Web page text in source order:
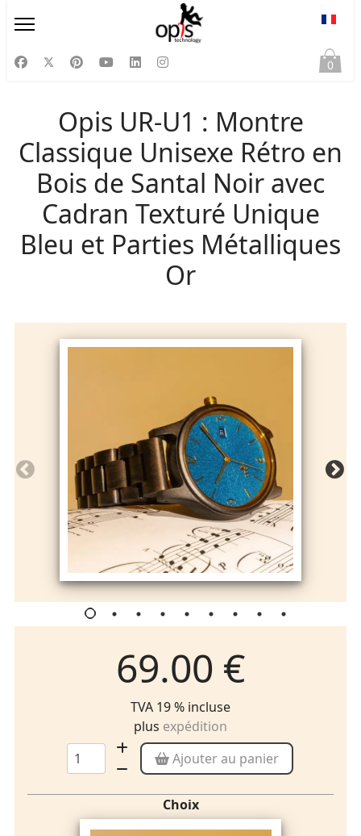
0
Opis UR-U1 : Montre
Classique Unisexe Rétro en
Bois de Santal Noir avec
Cadran Texturé Unique
Bleu et Parties Métalliques
Or
69.00 €
TVA 19 % incluse
plus expédition
Ajouter au panier
Choix